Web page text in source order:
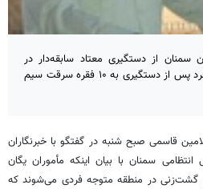
سمنان از دستگیری معتاد سابقه‌دار در
مهدی‌شهر خبر داد و گفت: این فرد پس از دستگیری به ۱۰ فقره سرقت سیم
قاسمی صبح شنبه در گفتگو با خبرنگاران
سمنان با بیان اینکه مأموران یگان
در منطقه متوجه فردی می‌شوند که